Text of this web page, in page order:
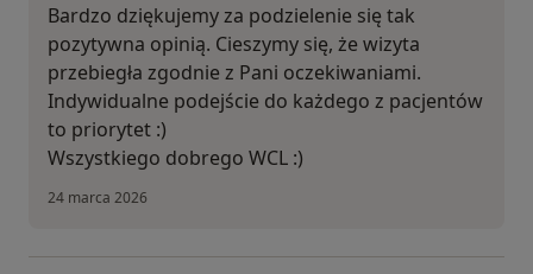
Bardzo dziękujemy za podzielenie się tak
pozytywna opinią. Cieszymy się, że wizyta
przebiegła zgodnie z Pani oczekiwaniami.
Indywidualne podejście do każdego z pacjentów
to priorytet :)
Wszystkiego dobrego WCL :)
24 marca 2026